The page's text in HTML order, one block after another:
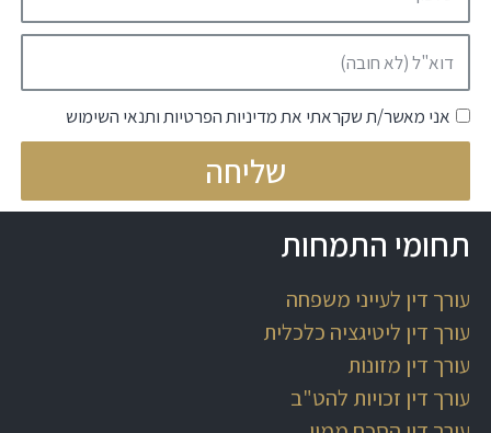
אני מאשר/ת שקראתי את מדיניות הפרטיות ותנאי השימוש
שליחה
תחומי התמחות
עורך דין לעייני משפחה
עורך דין ליטיגציה כלכלית
עורך דין מזונות
עורך דין זכויות להט"ב